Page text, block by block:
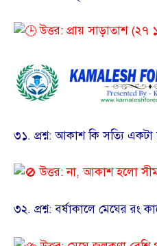
উত্তর: প্রায় সাড়াতাশ (২৭
​৩১. প্রশ্ন: আকাশ কি সত্যি একটা
উত্তর: না, আকাশ হলো
​৩২. প্রশ্ন: বর্ষাকালে মেঘের রং